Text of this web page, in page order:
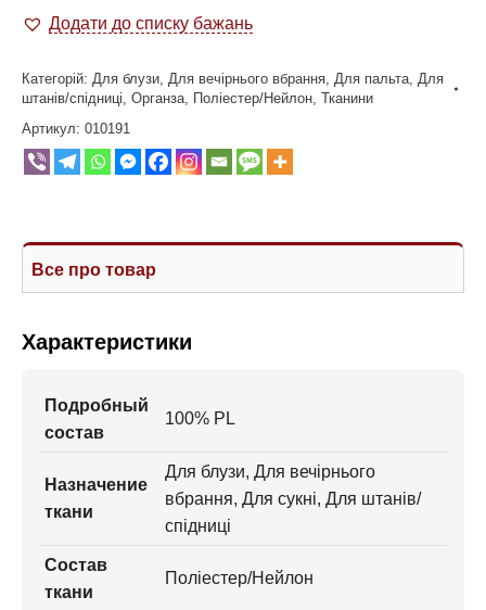
Додати до списку бажань
Категорій: Для блузи Для вечірнього вбрання Для пальта Для
штанів/спідниці Органза Поліестер/Нейлон Тканини
Артикул: 010191
Все про товар
Характеристики
Подробный
состав
100% PL
Назначение
ткани
Для блузи, Для вечірнього
вбрання, Для сукні, Для штанів/
спідниці
Состав
ткани
Поліестер/Нейлон